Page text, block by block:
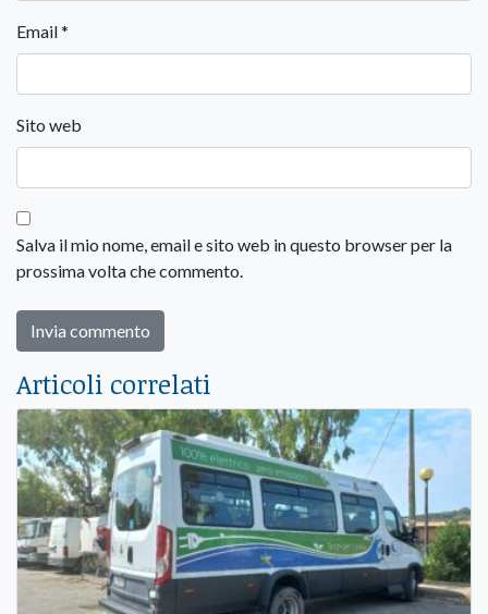
Email*
Sito web
Salva il mio nome, email e sito web in questo browser per la
prossima volta che commento.
Articoli correlati